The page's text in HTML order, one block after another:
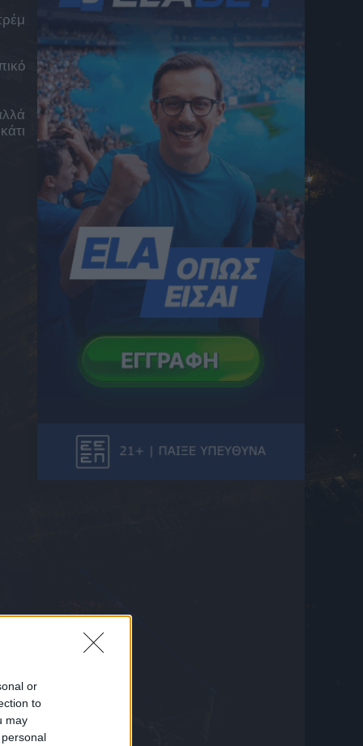
or
to
may
ΤΣΣΚΑ 1948 για τον 3ο προκριματικό
5 Αυγούστου 2026 23:23
Παναθηναϊκός, Conference League: Οι
πιθανοί αντίπαλοι των πράσινων εάν
προκριθεί στα playoffs
5 Αυγούστου 2026 23:23
Γκαρσία: «Στο γήπεδο θέλω να είμαι
killer!»
5 Αυγούστου 2026 23:10
Παναθηναϊκός – ΤΣΣΚΑ 1948: Ο Τσάπρας
δέχθηκε κίτρινη και χάνει τη ρεβάνς στη
Σόφια
5 Αυγούστου 2026 23:02
Παναθηναϊκός – ΤΣΣΚΑ 1948: Σέντρα
Αντίνο, κεφαλιά Γιάγκουσιτς για το 1-0
5 Αυγούστου 2026 22:45
Παναθηναϊκός – ΤΣΣΚΑ 1948: Με γύψο στο
Φωτιά στον Βόλο – Πάνω από το αρχαίο
5 Αυγούστου 2026 22:30
Παναθηναϊκός – ΤΣΣΚΑ 1948: Το 1-1 με τον
Ρούσεφ (VID)
5 Αυγούστου 2026 22:02